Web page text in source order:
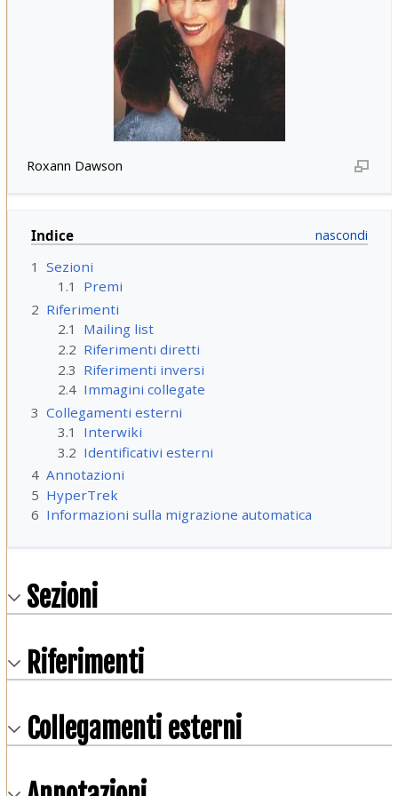
Roxann Dawson
Indice
1 Sezioni
1.1
Premi
2 Riferimenti
2.1
Mailing list
2.2 Riferimenti diretti
2.3 Riferimenti inversi
2.4 Immagini collegate
3 Collegamenti esterni
3.1
Interwiki
3.2 Identificativi esterni
4 Annotazioni
5 HyperTrek
6 Informazioni sulla migrazione automatica
Sezioni
Riferimenti
Collegamenti esterni